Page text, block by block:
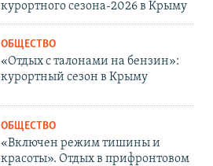
курортного сезона-2026 в Крыму
ОБЩЕСТВО
«Отдых с талонами на бензин»:
курортный сезон в Крыму
ОБЩЕСТВО
«Включен режим тишины и
красоты». Отдых в прифронтовом